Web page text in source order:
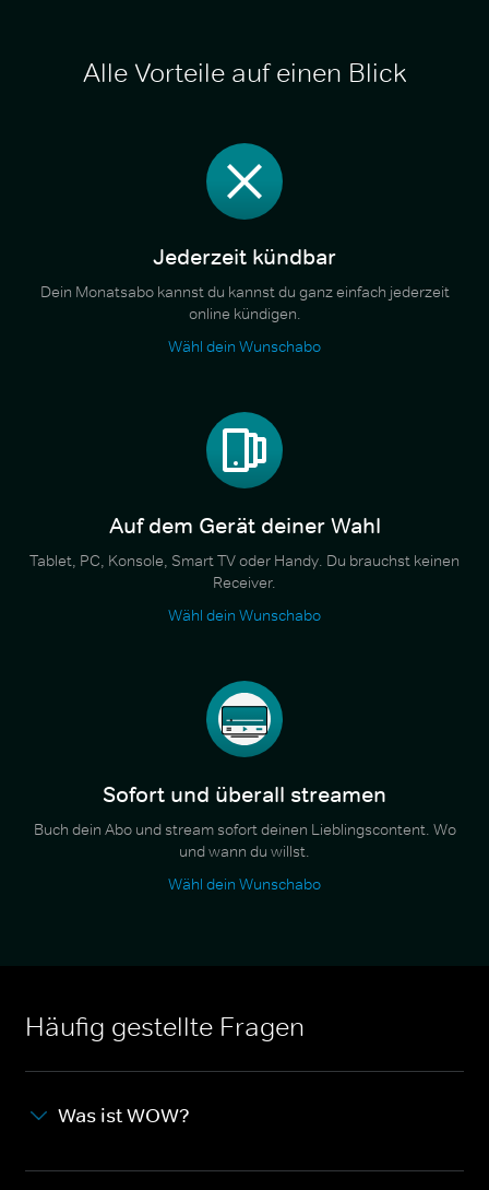
Alle Vorteile auf einen Blick
Jederzeit kündbar
Dein Monatsabo kannst du kannst du ganz einfach jederzeit
online kündigen.
Wähl dein Wunschabo
Auf dem Gerät deiner Wahl
Tablet, PC, Konsole, Smart TV oder Handy. Du brauchst keinen
Receiver.
Wähl dein Wunschabo
Sofort und überall streamen
Buch dein Abo und stream sofort deinen Lieblingscontent. Wo
und wann du willst.
Wähl dein Wunschabo
Häufig gestellte Fragen
Was ist WOW?